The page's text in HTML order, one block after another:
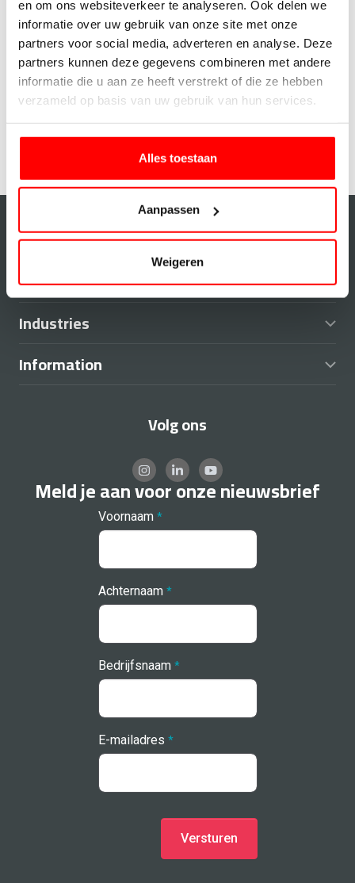
en om ons websiteverkeer te analyseren. Ook delen we
informatie over uw gebruik van onze site met onze
partners voor social media, adverteren en analyse. Deze
partners kunnen deze gegevens combineren met andere
informatie die u aan ze heeft verstrekt of die ze hebben
verzameld op basis van uw gebruik van hun services.
Alles toestaan
Aanpassen
Weigeren
Neutrale kleur
Gemakkelijk schoon te maken
Products
Software
Industries
Information
Volg ons
Meld je aan voor onze nieuwsbrief
Voornaam *
Achternaam *
Bedrijfsnaam *
E-mailadres *
Versturen